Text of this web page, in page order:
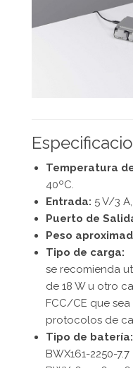
Temperatura
40ºC.
Entrada: 5 V/3
Puerto de
Peso
Tipo de carga:
se recomienda
de 18 W u otro
FCC/CE que
protocolos de
Tipo de batería:
BWX161-2250-7.7